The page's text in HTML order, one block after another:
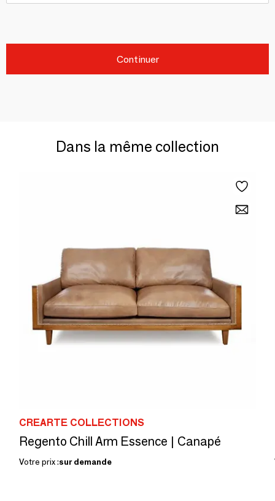
Continuer
Dans la même collection
CREARTE COLLECTIONS
Regento Chill Arm Essence | Canapé
Votre prix :sur demande